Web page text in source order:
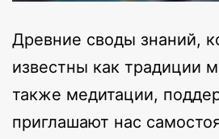
Древние своды знаний,
известны как традиции
также медитации,
приглашают нас